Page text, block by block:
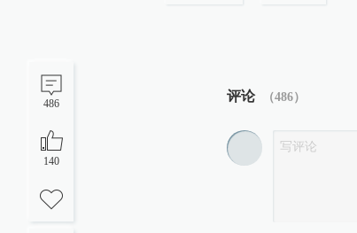
486
140
评论 （486）